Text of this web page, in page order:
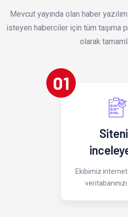
Mevcut yayında olan haber
isteyen haberciler için tüm taşıma
olarak
01
Ekibimiz